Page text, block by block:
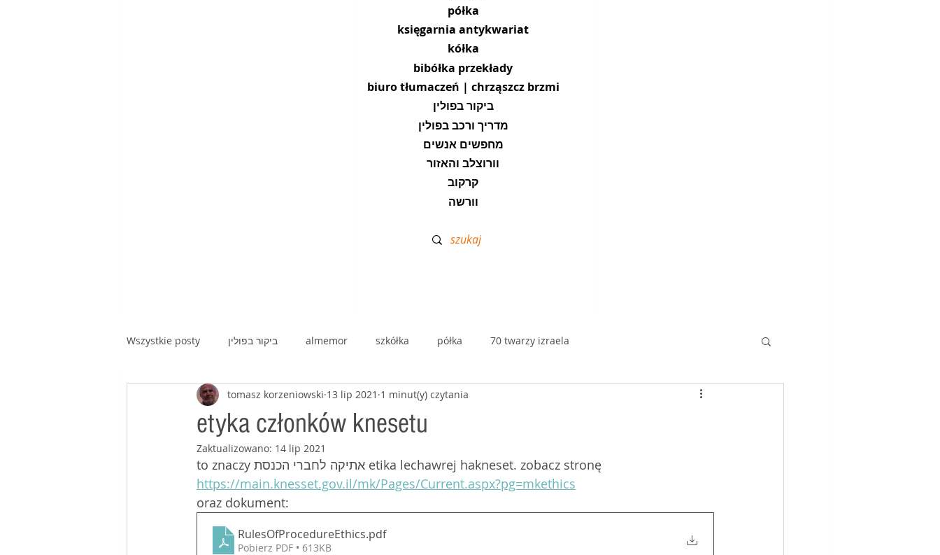
półka
księgarnia antykwariat
kółka
bibółka przekłady
biuro tłumaczeń | chrząszcz brzmi
ביקור בפולין
מדריך ורכב בפולין
מחפשים אנשים
וורוצלב והאזור
קרקוב
וורשה
Wszystkie posty ביקור בפולין almemor szkółka półka 70 twarzy izraela
kawa z hebrajską prozą|poezją|dramą stolik zdrajców - przekłady
mój stolik w kafé
etyka członków knesetu
tomasz korzeniowski 13 lip 2021 1 minut(y) czytania
Zaktualizowano: 14 lip 2021
to znaczy אתיקה לחברי הכנסת etika lechawrej hakneset. zobacz stronę
https://main.knesset.gov.il/mk/Pages/Current.aspx?pg=mkethics
oraz dokument:
RulesOfProcedureEthics.pdf
Pobierz PDF • 613KB